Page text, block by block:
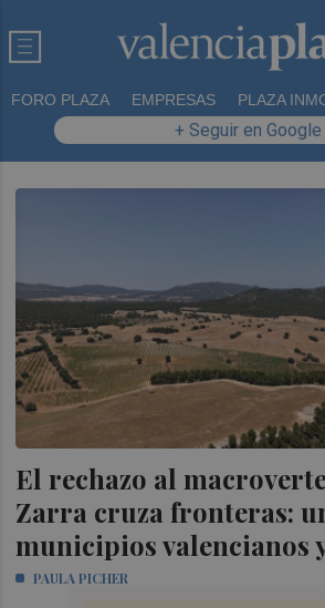
FORO PLAZA EMPRESAS PLAZA
+ Seguir en Google
El rechazo al
Zarra cruza fronteras:
municipios valencianos
PAULA PICHER